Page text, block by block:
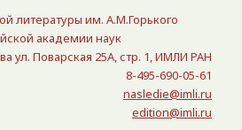
литературы им. А.М.Горького
академии наук
ул. Поварская 25A, стр. 1, ИМЛИ РАН
8-495-690-05-61
nasledie@imli.ru
edition@imli.ru